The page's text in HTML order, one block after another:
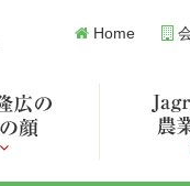
Home